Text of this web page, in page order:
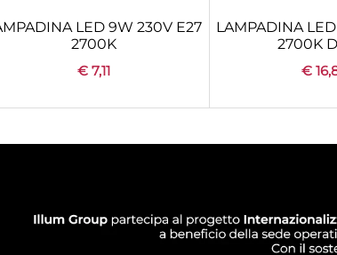
Quantità
LED 9W 230V E27
2700K
€ 7,11
LAMPADINA
2700K
€